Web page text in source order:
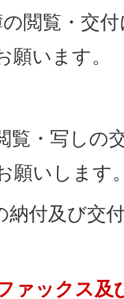
閲覧・交
います。
覧・写しの
願いします
付及び交
ァックス及